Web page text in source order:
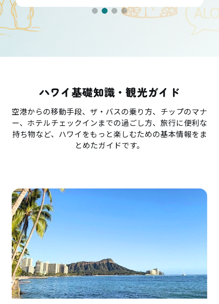
ハワイ基礎知識・観光ガイド
空港からの移動手段、ザ・バスの乗り方、チップのマナ
ー、ホテルチェックインまでの過ごし方、旅行に便利な
持ち物など、ハワイをもっと楽しむための基本情報をま
とめたガイドです。